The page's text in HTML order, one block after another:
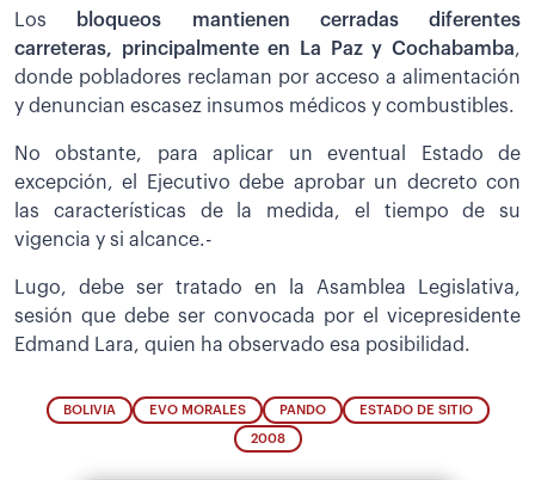
Los bloqueos mantienen cerradas diferentes
carreteras, principalmente en La Paz y Cochabamba,
donde pobladores reclaman por acceso a alimentación
y denuncian escasez insumos médicos y combustibles.
No obstante, para aplicar un eventual Estado de
excepción, el Ejecutivo debe aprobar un decreto con
las características de la medida, el tiempo de su
vigencia y si alcance.-
Lugo, debe ser tratado en la Asamblea Legislativa,
sesión que debe ser convocada por el vicepresidente
Edmand Lara, quien ha observado esa posibilidad.
BOLIVIA EVO MORALES PANDO ESTADO DE SITIO
2008